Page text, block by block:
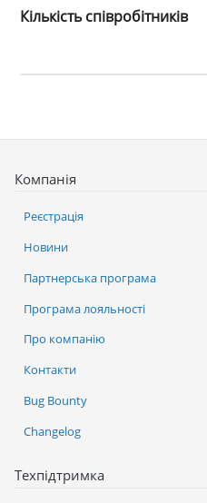
Кількість співробітників
Компанія
Реєстрація
Новини
Партнерська програма
Програма лояльності
Про компанію
Контакти
Bug Bounty
Changelog
Техпідтримка